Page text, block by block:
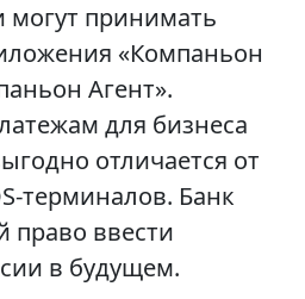
принимать
«Компаньон
Агент».
для бизнеса
отличается от
терминалов. Банк
право ввести
в будущем.